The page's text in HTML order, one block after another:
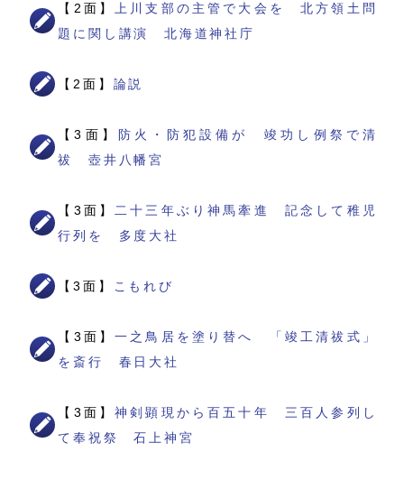
【2面】
上川支部の主管で大会を 北方領土問
題に関し講演 北海道神社庁
【2面】 論説
【3面】 防火・防犯設備が 竣功し例祭で清
祓 壺井八幡宮
【3面】
二十三年ぶり神馬牽進 記念して稚児
行列を 多度大社
【3面】 こもれび
【3面】一之鳥居を塗り替へ 「竣工清祓式」
を斎行 春日大社
【3面】神剣顕現から百五十年 三百人参列し
て奉祝祭 石上神宮